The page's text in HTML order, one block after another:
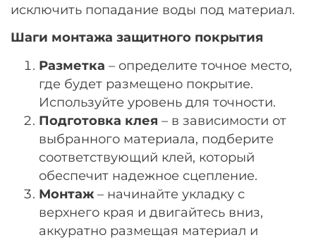
исключить попадание воды под материал.
Шаги монтажа защитного покрытия
Разметка – определите точное место,
где будет размещено покрытие.
Используйте уровень для точности.
Подготовка клея – в зависимости от
выбранного материала, подберите
соответствующий клей, который
обеспечит надежное сцепление.
Монтаж – начинайте укладку с
верхнего края и двигайтесь вниз,
аккуратно размещая материал и